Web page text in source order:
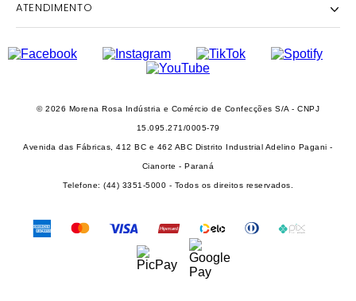
NOSSAS LOJAS
POLÍTICA DE PRIVACIDADE
INSTITUTO MORENA ROSA
PERSONAL SHOPPER
ATENDIMENTO
FALECONOSCO@IODICE.COM.BR
DAS 08 ÀS 18H
© 2026 Morena Rosa Indústria e Comércio de Confecções S/A - CNPJ
15.095.271/0005-79
Avenida das Fábricas, 412 BC e 462 ABC Distrito Industrial Adelino Pagani -
Cianorte - Paraná
Telefone: (44) 3351-5000 - Todos os direitos reservados.